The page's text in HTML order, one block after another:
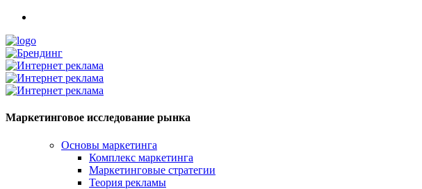
Маркетинговое исследование рынка
Основы маркетинга
Комплекс маркетинга
Маркетинговые стратегии
Теория рекламы